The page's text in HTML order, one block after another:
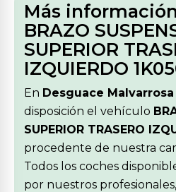
Más
BRAZO
SUPERIOR
IZQUIERDO
En Desguace Malvarrosa
disposición el vehículo
SUPERIOR TRASERO
procedente de nuestra
Todos los coches
por nuestros